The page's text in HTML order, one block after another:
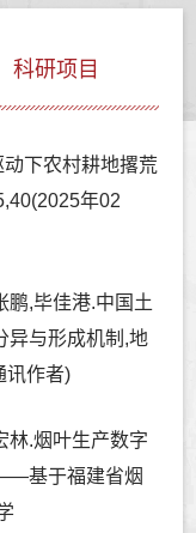
科研项目
下农村耕地撂荒
年02
鹏,毕佳港.中国土
异与形成机制,地
讯作者)
林.烟叶生产数字
基于福建省烟